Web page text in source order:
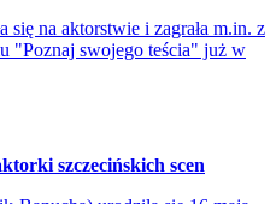
się na aktorstwie i zagrała m.in. z
"Poznaj swojego teścia" już w
szczecińskich scen